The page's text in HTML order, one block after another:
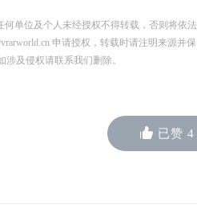
单位及个人未经授权不得转载，否则将依法
申请授权，转载时请注明来源并
及侵权请联系我们删除。
已赞4